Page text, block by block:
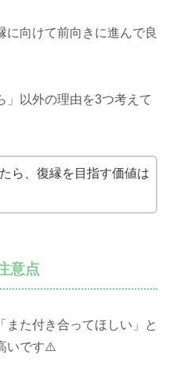
に向けて前向きに進んで良
」以外の理由を3つ考えて
ら、復縁を目指す価値は
意点
また付き合ってほしい」と
いです⚠️